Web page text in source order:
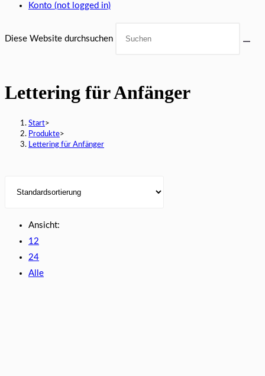
Konto (not logged in)
Diese Website durchsuchen
Lettering für Anfänger
Start>
Produkte>
Lettering für Anfänger
Ansicht:
12
24
Alle